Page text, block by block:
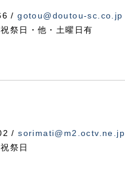
/gotou@doutou-sc.co.jp
祭日・他・土曜日有
/sorimati@m2.octv.ne.jp
祭日